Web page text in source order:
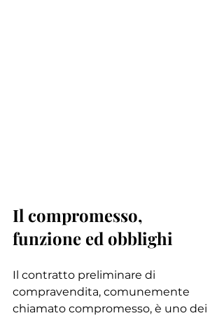
Il compromesso,
funzione ed obblighi
Il contratto preliminare di
compravendita, comunemente
chiamato compromesso, è uno dei